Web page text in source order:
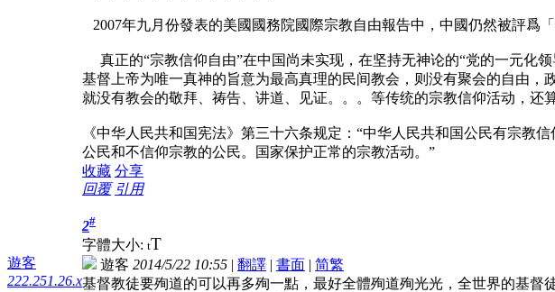
2007年九月份發表的美國國務院國際宗教自由報告中，中國仍然被評爲
真正的“宗教信仰自由”在中国尚未实现，在坚持无神论的“党的一元化
基督上帝为唯一真神的旨意为最高真理的民间教会，则没有聚会的自由，
就没有教会的敬拜、祷告、讲道、见证。。。等传统的宗教信仰活动，还
《中华人民共和国宪法》第三十六条规定：“中华人民共和国公民有宗教
公民和不信仰宗教的公民。国家保护正常的宗教活动。”
收藏 分享
回覆 引用
遊客
222.251.26.x
2#
字體大小: tT
遊客 2014/5/22 10:55 | 翻譯 | 書面 | 简繁
基督教徒要殉道的可以再多殉一點，最好全體殉道殉光光，全世界的基